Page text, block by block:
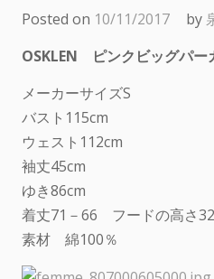
Posted on 10/11/2017 by
OSKLEN ピンクビッグパー
メーカーサイズS
バスト115cm
ウェスト112cm
袖丈45cm
ゆき86cm
着丈71－66 フードの高さ32
素材 綿100％